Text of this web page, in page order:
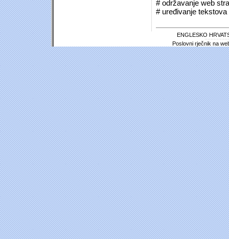
# održavanje web
# uređivanje
ENGLESKO
Poslovni rječnik na